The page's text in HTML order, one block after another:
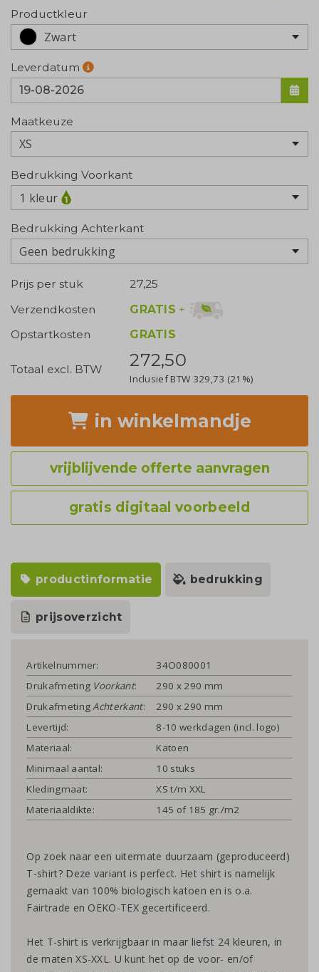
Productkleur
Zwart
Leverdatum
Maatkeuze
Bedrukking Voorkant
1 kleur
Bedrukking Achterkant
Geen bedrukking
Prijs per stuk
27,25
Verzendkosten
GRATIS +
Opstartkosten
GRATIS
Totaal excl. BTW 272,50
Inclusief BTW 329,73 (21%)
in winkelmandje
vrijblijvende offerte aanvragen
gratis digitaal voorbeeld
productinformatie bedrukking
prijsoverzicht
Artikelnummer:
34O080001
Drukafmeting Voorkant:
290 x 290 mm
DrukafmetingAchterkant:
290 x 290 mm
Levertijd:
8-10 werkdagen (incl. logo)
Materiaal:
Katoen
Minimaal aantal:
10 stuks
Kledingmaat:
XS t/m XXL
Materiaaldikte:
145 of 185 gr./m2
Op zoek naar een uitermate duurzaam (geproduceerd)
T-shirt? Deze variant is perfect. Het shirt is namelijk
gemaakt van 100% biologisch katoen en is o.a.
Fairtrade en OEKO-TEX gecertificeerd.
Het T-shirt is verkrijgbaar in maar liefst 24 kleuren, in
de maten XS-XXL. U kunt het op de voor- en/of